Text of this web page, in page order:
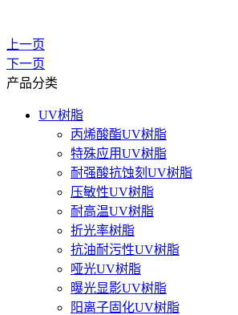
上一页
下一页
产品分类
UV树脂
丙烯酸酯UV树脂
特殊应用UV树脂
耐强酸抗蚀刻UV树脂
压敏性UV树脂
耐高温UV树脂
折光率树脂
抗油耐污性UV树脂
哑光UV树脂
曝光显影UV树脂
阳离子固化UV树脂